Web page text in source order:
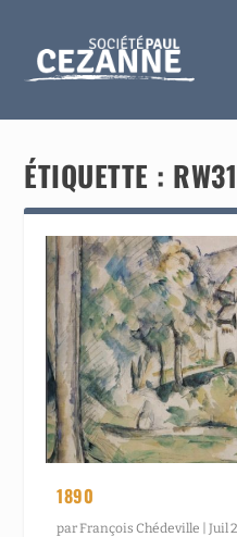
ÉTIQUETTE :
1890
par François Chédeville |Juil